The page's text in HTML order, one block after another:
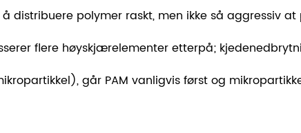
distribuere polymer raskt, men ikke så aggressiv
flere høyskjærelementer etterpå;
går PAM vanligvis først og